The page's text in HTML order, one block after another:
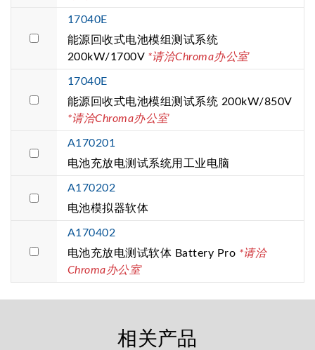
17040E
能源回收式电池模组测试系统
200kW/1700V *请洽Chroma办公室
17040E
能源回收式电池模组测试系统 200kW/850V
*请洽Chroma办公室
A170201
电池充放电测试系统用工业电脑
A170202
电池模拟器软体
A170402
电池充放电测试软体 Battery Pro *请洽
Chroma办公室
相关产品